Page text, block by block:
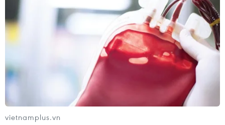
vietnamplus.vn